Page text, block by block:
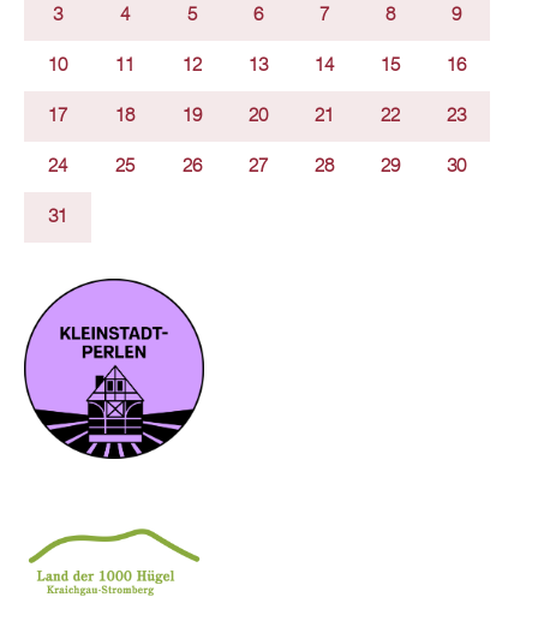
3 4 5 6 7 8 9
10 11 12 13 14 15 16
17 18 19 20 21 22 23
24 25 26 27 28 29 30
31